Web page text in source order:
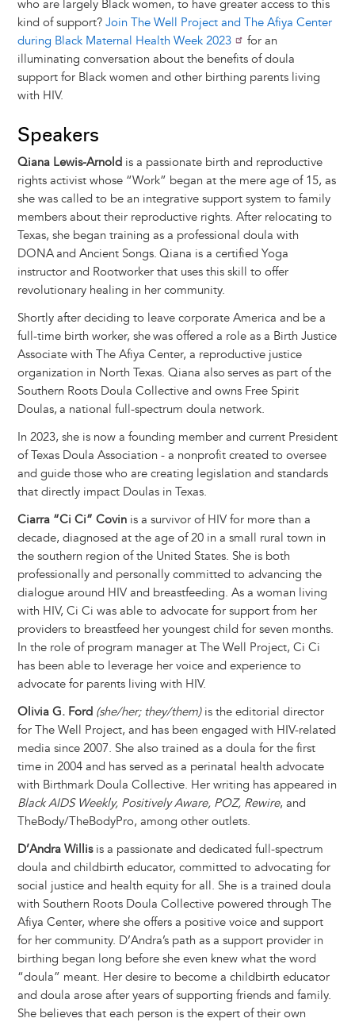
who are largely Black women, to have greater access to this
kind of support? Join The Well Project and The Afiya Center
during Black Maternal Health Week 2023
for an
illuminating conversation about the benefits of doula
support for Black women and other birthing parents living
with HIV.
Speakers
Qiana Lewis-Arnoldis a passionate birth and reproductive
rights activist whose “Work” began at the mere age of 15, as
she was called to be an integrative support system to family
members about their reproductive rights. After relocating to
Texas, she began training as a professional doula with
DONA and Ancient Songs. Qiana is a certified Yoga
instructor and Rootworker that uses this skill to offer
revolutionary healing in her community.
Shortly after deciding to leave corporate America and be a
full-time birth worker, she was offered a role as a Birth Justice
Associate with The Afiya Center, a reproductive justice
organization in North Texas. Qiana also serves as part of the
Southern Roots Doula Collective and owns Free Spirit
Doulas, a national full-spectrum doula network.
In 2023, she is now a founding member and current President
of Texas Doula Association - a nonprofit created to oversee
and guide those who are creating legislation and standards
that directly impact Doulas in Texas.
Ciarra “Ci Ci” Covinis a survivor of HIV for more than a
decade, diagnosed at the age of 20 in a small rural town in
the southern region of the United States. She is both
professionally and personally committed to advancing the
dialogue around HIV and breastfeeding. As a woman living
with HIV, Ci Ci was able to advocate for support from her
providers to breastfeed her youngest child for seven months.
In the role of program manager at The Well Project, Ci Ci
has been able to leverage her voice and experience to
advocate for parents living with HIV.
Olivia G. Ford (she/her; they/them)is the editorial director
for The Well Project, and has been engaged with HIV-related
media since 2007. She also trained as a doula for the first
time in 2004 and has served as a perinatal health advocate
with Birthmark Doula Collective. Her writing has appeared in
Black AIDS Weekly, Positively Aware, POZ, Rewire, and
TheBody/TheBodyPro, among other outlets.
D’Andra Willisis a passionate and dedicated full-spectrum
doula and childbirth educator, committed to advocating for
social justice and health equity for all. She is a trained doula
with Southern Roots Doula Collective powered through The
Afiya Center, where she offers a positive voice and support
for her community. D’Andra’s path as a support provider in
birthing began long before she even knew what the word
“doula” meant. Her desire to become a childbirth educator
and doula arose after years of supporting friends and family.
She believes that each person is the expert of their own